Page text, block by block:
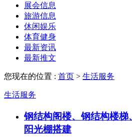
展会信息
旅游信息
休闲娱乐
体育健身
最新资讯
最新推文
您现在的位置 : 首页 > 生活服务
生活服务
钢结构阁楼、钢结构楼
阳光棚搭建